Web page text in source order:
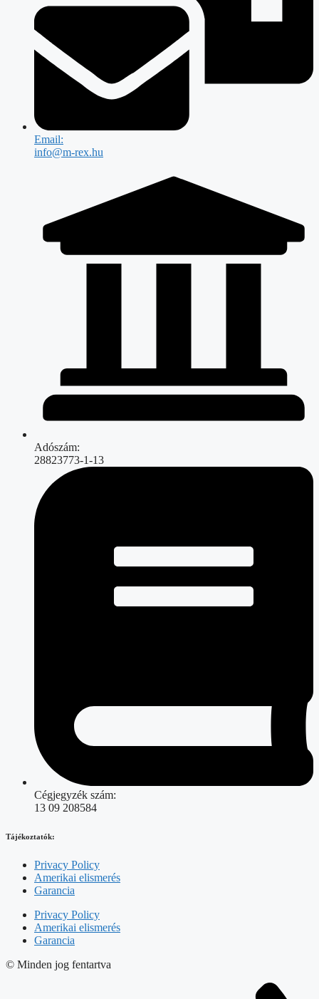
Email:
info@m-rex.hu
Adószám:
28823773-1-13
Cégjegyzék szám:
13 09 208584
Tájékoztatók:
Privacy Policy
Amerikai elismerés
Garancia
Privacy Policy
Amerikai elismerés
Garancia
© Minden jog fentartva